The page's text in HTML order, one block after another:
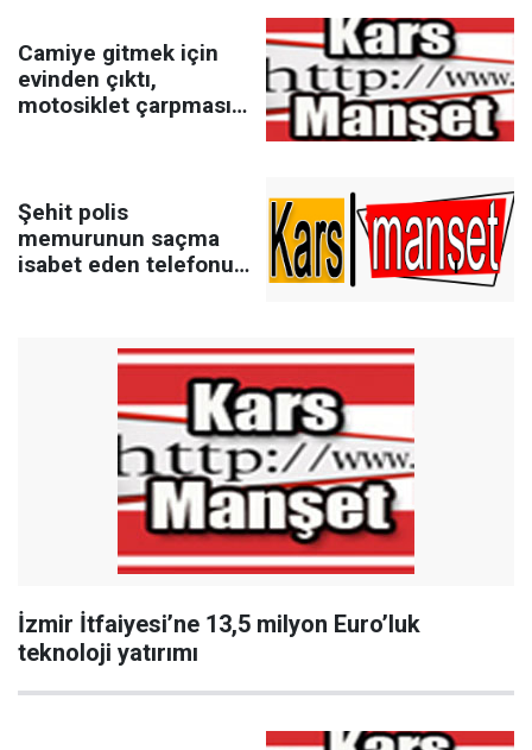
Camiye gitmek için
evinden çıktı,
motosiklet çarpması
Şehit polis
memurunun saçma
isabet eden telefonu
İzmir İtfaiyesi’ne 13,5 milyon Euro’luk
teknoloji yatırımı